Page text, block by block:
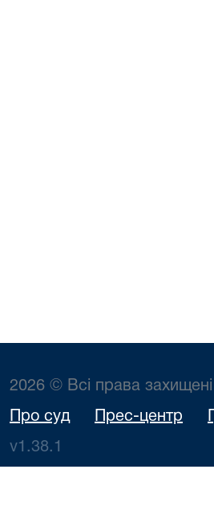
2026 © Всі права захищені
Про суд Прес-центр
v1.38.1